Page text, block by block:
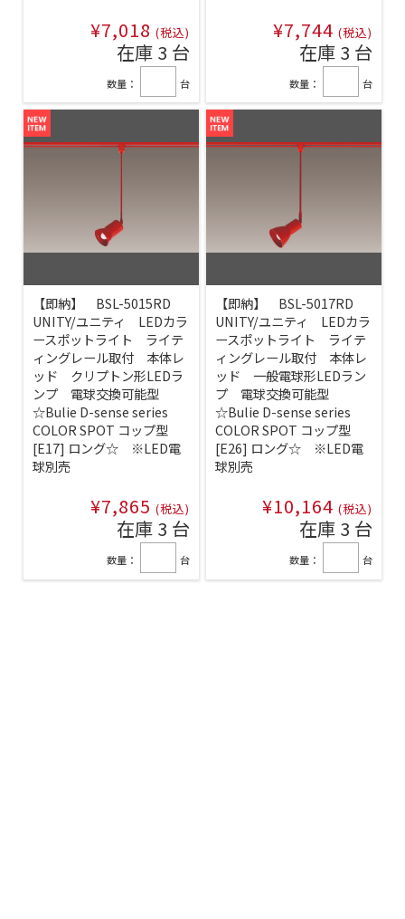
¥7,018 (税込)
在庫 3 台
数量： 台
¥7,744 (税込)
在庫 3 台
数量： 台
【即納】 BSL-5015RD
UNITY/ユニティ LEDカラ
ースポットライト ライテ
ィングレール取付 本体レ
ッド クリプトン形LEDラ
ンプ 電球交換可能型
☆Bulie D-sense series
COLOR SPOT コップ型
[E17] ロング☆ ※LED電
球別売
¥7,865 (税込)
在庫 3 台
数量： 台
【即納】 BSL-5017RD
UNITY/ユニティ LEDカラ
ースポットライト ライテ
ィングレール取付 本体レ
ッド 一般電球形LEDラン
プ 電球交換可能型
☆Bulie D-sense series
COLOR SPOT コップ型
[E26] ロング☆ ※LED電
球別売
¥10,164 (税込)
在庫 3 台
数量： 台